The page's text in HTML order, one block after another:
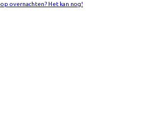
overnachten? Het kan nog!